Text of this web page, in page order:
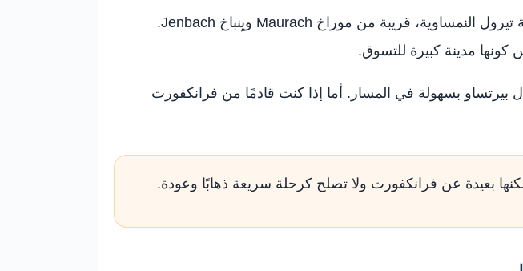
بيرتساو قرية سياحية جميلة على ضفاف بحيرة آخن سي Achensee في ولاية تيرول النمساوية، قريبة من موراخ Maurach ويِنباخ Jenbach.
كونها مدينة كبيرة للتسوق.
بيرتساو بسهولة في المسار. أما إذا كنت قادمًا من فرانكفورت
بعيدة عن فرانكفورت ولا تصلح كرحلة سريعة ذهابًا وعودة.